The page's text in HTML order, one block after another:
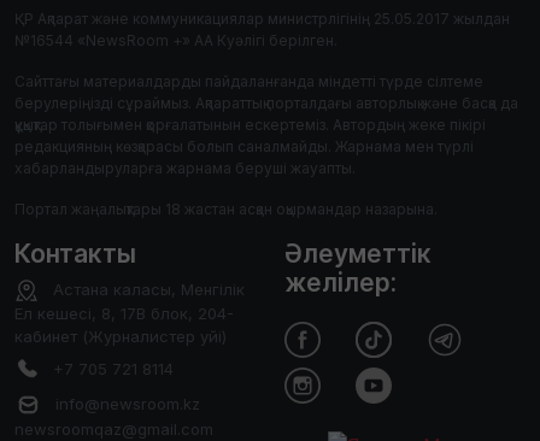
ҚР Ақпарат және коммуникациялар министрлігінің 25.05.2017 жылдан
№16544 «NewsRoom +» АА Куәлігі берілген.
Сайттағы материалдарды пайдаланғанда міндетті түрде сілтеме
берулеріңізді сұраймыз. Ақпараттық порталдағы авторлық және басқа да
құқықтар толығымен қорғалатынын ескертеміз. Автордың жеке пікірі
редакцияның көзқарасы болып саналмайды. Жарнама мен түрлі
хабарландыруларға жарнама беруші жауапты.
Портал жаңалықтары 18 жастан асқан оқырмандар назарына.
Контакты
Астана каласы, Менгілік
Ел кешесі, 8, 17В блок, 204-
кабинет (Журналистер уйі)
+7 705 721 8114
info@newsroom.kz
newsroomqaz@gmail.com
Әлеуметтік
желілер: